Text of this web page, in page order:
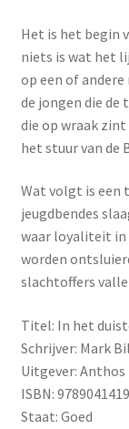
Het is het begin
niets is wat het
op een of
de jongen die de
die op wraak
het stuur van de
Wat volgt is een
jeugdbendes
waar loyaliteit in
worden
slachtoffers
Titel: In het
Schrijver: Mark
Uitgever: Anthos
ISBN:
Staat: Goed